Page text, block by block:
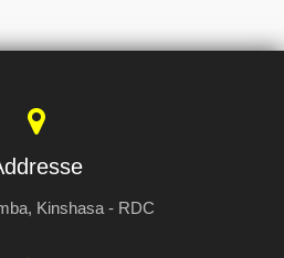
Kinshasa - RDC